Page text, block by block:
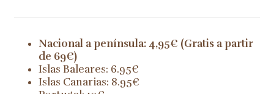
Nacional a península: 4,95€ (Gratis a partir
de 69€)
Islas Baleares: 6.95€
Islas Canarias: 8.95€